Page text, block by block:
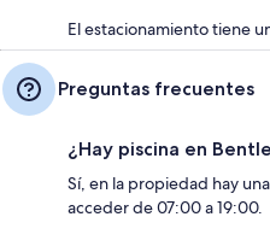
El estacionamiento tiene
Preguntas frecuentes
¿Hay piscina en
Sí, en la propiedad hay
acceder de 07:00 a 19:00.